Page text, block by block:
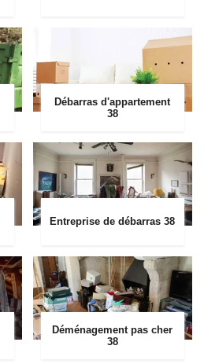
Débarras d'appartement
38
Entreprise de débarras 38
Déménagement pas cher
38